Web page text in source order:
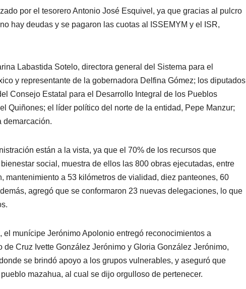
por el tesorero Antonio José Esquivel, ya que gracias al pulcro
hay deudas y se pagaron las cuotas al ISSEMYM y el ISR,
Labastida Sotelo, directora general del Sistema para el
y representante de la gobernadora Delfina Gómez; los diputados
Consejo Estatal para el Desarrollo Integral de los Pueblos
Quiñones; el líder político del norte de la entidad, Pepe Manzur;
demarcación.
están a la vista, ya que el 70% de los recursos que
social, muestra de ellos las 800 obras ejecutadas, entre
mantenimiento a 53 kilómetros de vialidad, diez panteones, 60
agregó que se conformaron 23 nuevas delegaciones, lo que
munícipe Jerónimo Apolonio entregó reconocimientos a
Cruz Ivette González Jerónimo y Gloria González Jerónimo,
se brindó apoyo a los grupos vulnerables, y aseguró que
mazahua, al cual se dijo orgulloso de pertenecer.